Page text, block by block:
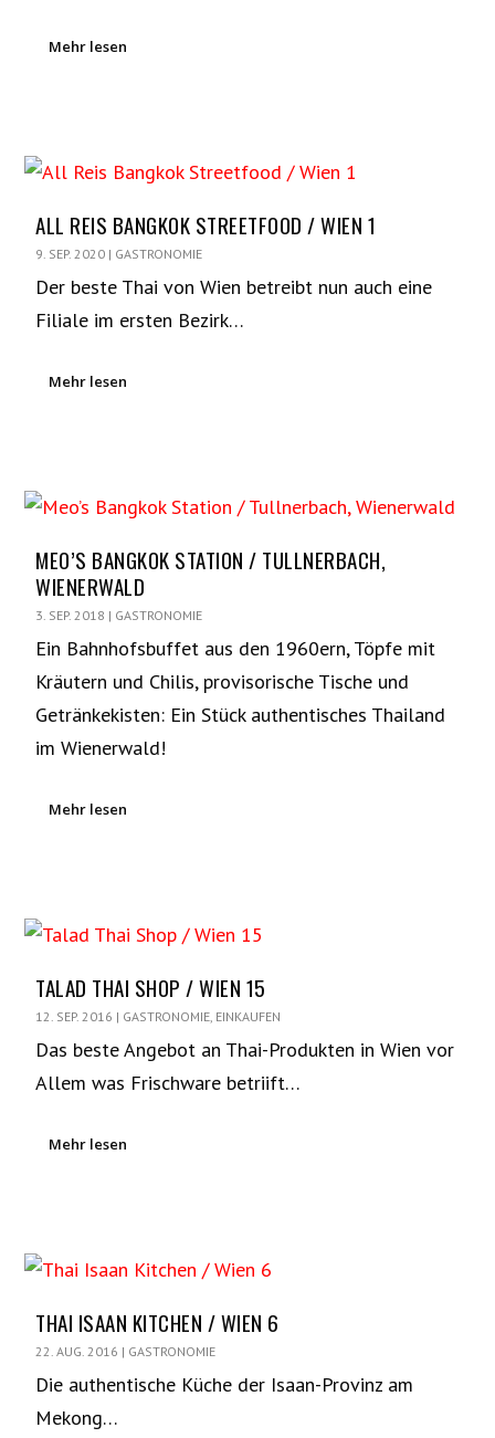
Mehr lesen
ALL REIS BANGKOK STREETFOOD / WIEN 1
9. SEP. 2020 | GASTRONOMIE
Der beste Thai von Wien betreibt nun auch eine
Filiale im ersten Bezirk…
Mehr lesen
MEO’S BANGKOK STATION / TULLNERBACH,
WIENERWALD
3. SEP. 2018 | GASTRONOMIE
Ein Bahnhofsbuffet aus den 1960ern, Töpfe mit
Kräutern und Chilis, provisorische Tische und
Getränkekisten: Ein Stück authentisches Thailand
im Wienerwald!
Mehr lesen
TALAD THAI SHOP / WIEN 15
12. SEP. 2016 | GASTRONOMIE, EINKAUFEN
Das beste Angebot an Thai-Produkten in Wien vor
Allem was Frischware betriift…
Mehr lesen
THAI ISAAN KITCHEN / WIEN 6
22. AUG. 2016 | GASTRONOMIE
Die authentische Küche der Isaan-Provinz am
Mekong…